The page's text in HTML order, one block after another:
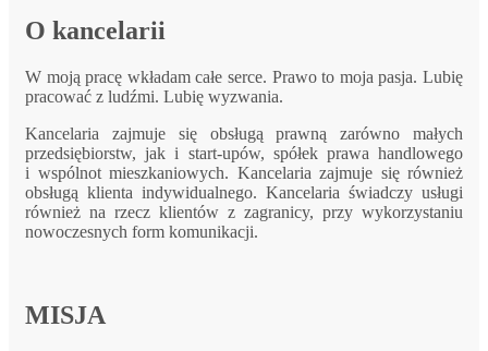
O kancelarii
W moją pracę wkładam całe serce. Prawo to moja pasja. Lubię
pracować z ludźmi. Lubię wyzwania.
Kancelaria zajmuje się obsługą prawną zarówno małych
przedsiębiorstw, jak i start-upów, spółek prawa handlowego
i wspólnot mieszkaniowych. Kancelaria zajmuje się również
obsługą klienta indywidualnego. Kancelaria świadczy usługi
również na rzecz klientów z zagranicy, przy wykorzystaniu
nowoczesnych form komunikacji.
MISJA